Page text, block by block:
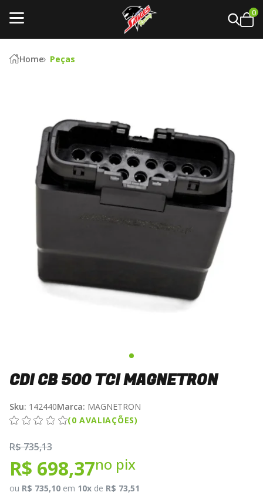
0
Home Peças
CDI CB 500 TCI MAGNETRON
Sku: 142440Marca: MAGNETRON
(0 AVALIAÇÕES)
R$ 735,13
R$ 698,37no pix
ou R$ 735,10 em 10x de R$ 73,51